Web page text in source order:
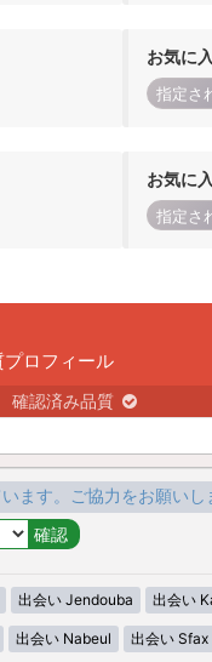
お気に
指定さ
お気に
指定さ
プロフィール
確認済み品質
ます。ご協力をお願いし
出会い Jendouba 出会い
出会い Nabeul 出会い Sfax